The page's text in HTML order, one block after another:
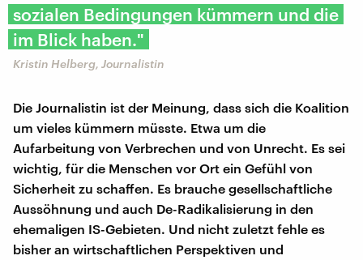
sozialen Bedingungen kümmern und die
im Blick haben."
Kristin Helberg, Journalistin
Die Journalistin ist der Meinung, dass sich die Koalition
um vieles kümmern müsste. Etwa um die
Aufarbeitung von Verbrechen und von Unrecht. Es sei
wichtig, für die Menschen vor Ort ein Gefühl von
Sicherheit zu schaffen. Es brauche gesellschaftliche
Aussöhnung und auch De-Radikalisierung in den
ehemaligen IS-Gebieten. Und nicht zuletzt fehle es
bisher an wirtschaftlichen Perspektiven und